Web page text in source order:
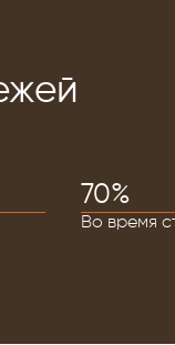
70%
Во время